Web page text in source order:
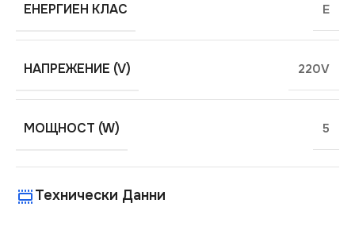
ЕНЕРГИЕН КЛАС E
НАПРЕЖЕНИЕ (V) 220V
МОЩНОСТ (W) 5
Технически Данни